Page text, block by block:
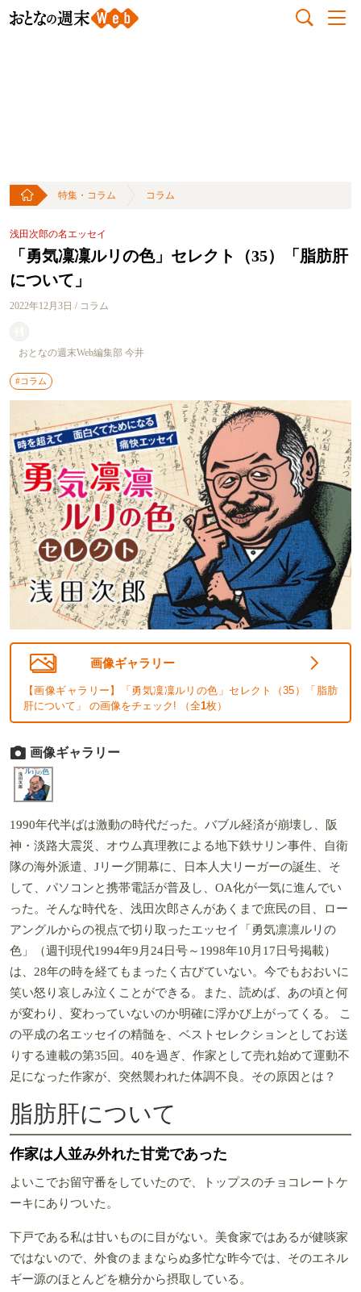
特集・コラム コラム
浅田次郎の名エッセイ
「勇気凜凜ルリの色」セレクト（35）「脂肪肝
について」
2022年12月3日 / コラム
おとなの週末Web編集部 今井
#コラム
画像ギャラリー
【画像ギャラリー】「勇気凜凜ルリの色」セレクト（35）「脂肪
肝について」 の画像をチェック! （全1枚）
画像ギャラリー
1990年代半ばは激動の時代だった。バブル経済が崩壊し、阪
神・淡路大震災、オウム真理教による地下鉄サリン事件、自衛
隊の海外派遣、Jリーグ開幕に、日本人大リーガーの誕生、そ
して、パソコンと携帯電話が普及し、OA化が一気に進んでい
った。そんな時代を、浅田次郎さんがあくまで庶民の目、ロー
アングルからの視点で切り取ったエッセイ「勇気凛凛ルリの
色」（週刊現代1994年9月24日号～1998年10月17日号掲載）
は、28年の時を経てもまったく古びていない。今でもおおいに
笑い怒り哀しみ泣くことができる。また、読めば、あの頃と何
が変わり、変わっていないのか明確に浮かび上がってくる。 こ
の平成の名エッセイの精髄を、ベストセレクションとしてお送
りする連載の第35回。40を過ぎ、作家として売れ始めて運動不
足になった作家が、突然襲われた体調不良。その原因とは？
脂肪肝について
作家は人並み外れた甘党であった
よいこでお留守番をしていたので、トップスのチョコレートケ
ーキにありついた。
下戸である私は甘いものに目がない。美食家ではあるが健啖家
ではないので、外食のままならぬ多忙な昨今では、そのエネル
ギー源のほとんどを糖分から摂取している。